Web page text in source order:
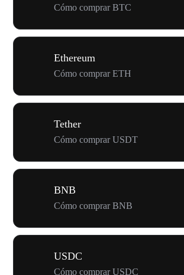
Cómo comprar BTC
Ethereum
Cómo comprar ETH
Tether
Cómo comprar USDT
BNB
Cómo comprar BNB
USDC
Cómo comprar USDC